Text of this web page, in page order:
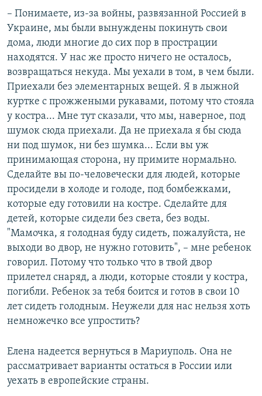
– Понимаете, из-за войны, развязанной Россией в
Украине, мы были вынуждены покинуть свои
дома, люди многие до сих пор в прострации
находятся. У нас же просто ничего не осталось,
возвращаться некуда. Мы уехали в том, в чем были.
Приехали без элементарных вещей. Я в лыжной
куртке с прожжеными рукавами, потому что стояла
у костра... Мне тут сказали, что мы, наверное, под
шумок сюда приехали. Да не приехала я бы сюда
ни под шумок, ни без шумка... Если вы уж
принимающая сторона, ну примите нормально.
Сделайте вы по-человечески для людей, которые
просидели в холоде и голоде, под бомбежками,
которые еду готовили на костре. Сделайте для
детей, которые сидели без света, без воды.
"Мамочка, я голодная буду сидеть, пожалуйста, не
выходи во двор, не нужно готовить", – мне ребенок
говорил. Потому что только что в твой двор
прилетел снаряд, а люди, которые стояли у костра,
погибли. Ребенок за тебя боится и готов в свои 10
лет сидеть голодным. Неужели для нас нельзя хоть
немножечко все упростить?
Елена надеется вернуться в Мариуполь. Она не
рассматривает варианты остаться в России или
уехать в европейские страны.